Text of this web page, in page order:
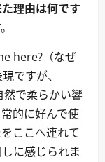
理由は何です
here?（なぜ
ですが、
然で柔らかい響
的に好んで使
ここへ連れて
に感じられま